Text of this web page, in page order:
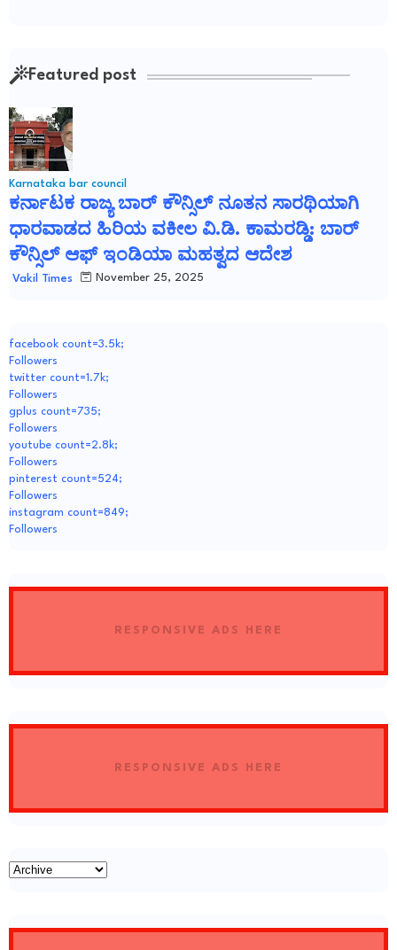
Featured post
Karnataka bar council
ಕರ್ನಾಟಕ ರಾಜ್ಯ ಬಾರ್ ಕೌನ್ಸಿಲ್ ನೂತನ ಸಾರಥಿಯಾಗಿ
ಧಾರವಾಡದ ಹಿರಿಯ ವಕೀಲ ವಿ.ಡಿ. ಕಾಮರಡ್ಡಿ: ಬಾರ್
ಕೌನ್ಸಿಲ್ ಆಫ್ ಇಂಡಿಯಾ ಮಹತ್ವದ ಆದೇಶ
Vakil Times November 25, 2025
facebook count=3.5k;
Followers
twitter count=1.7k;
Followers
gplus count=735;
Followers
youtube count=2.8k;
Followers
pinterest count=524;
Followers
instagram count=849;
Followers
RESPONSIVE ADS HERE
RESPONSIVE ADS HERE